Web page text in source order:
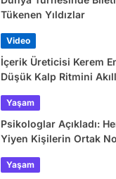
Tükenen Yıldızlar
Video
İçerik Üreticisi Kerem
Düşük Kalp Ritmini
Yaşam
Psikologlar Açıkladı:
Yiyen Kişilerin Ortak
Yaşam